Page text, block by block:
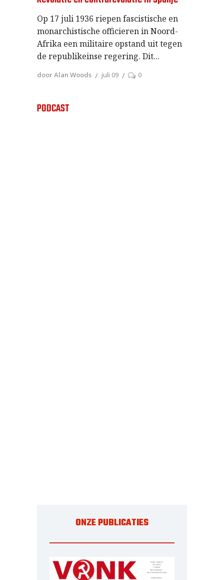
Op 17 juli 1936 riepen fascistische en
monarchistische officieren in Noord-
Afrika een militaire opstand uit tegen
de republikeinse regering. Dit
door Alan Woods juli 09 0
PODCAST
ONZE PUBLICATIES